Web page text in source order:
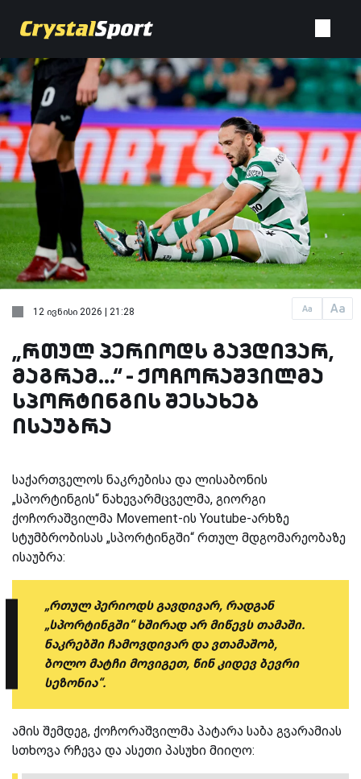
Aa Aa
12 ივნისი 2026 | 21:28
„რთულ პერიოდს გავდივარ,
მაგრამ...“ - ქოჩორაშვილმა
სპორტინგის შესახებ
ისაუბრა
საქართველოს ნაკრებისა და ლისაბონის
„სპორტინგის“ ნახევარმცველმა, გიორგი
ქოჩორაშვილმა Movement-ის Youtube-არხზე
სტუმბრობისას „სპორტინგში“ რთულ მდგომარეობაზე
ისაუბრა:
„რთულ პერიოდს გავდივარ, რადგან
„სპორტინგში“ ხშირად არ მიწევს თამაში.
ნაკრებში ჩამოვდივარ და ვთამაშობ,
ბოლო მატჩი მოვიგეთ, წინ კიდევ ბევრი
სეზონია“.
ამის შემდეგ, ქოჩორაშვილმა პატარა საბა გვარამიას
სთხოვა რჩევა და ასეთი პასუხი მიიღო: